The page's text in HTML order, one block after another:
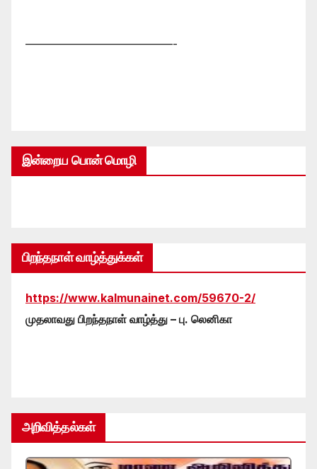
—————————————-
இன்றைய பொன் மொழி
பிறந்தநாள் வாழ்த்துக்கள்
https://www.kalmunainet.com/59670-2/
முதலாவது பிறந்தநாள் வாழ்த்து – பு. லெனிகா
அறிவித்தல்கள்